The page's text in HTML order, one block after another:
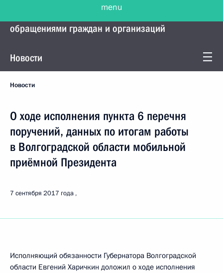
обращениями граждан и организаций
Новости
Новости
О ходе исполнения пункта 6 перечня
поручений, данных по итогам работы
в Волгоградской области мобильной
приёмной Президента
7 сентября 2017 года
Исполняющий обязанности Губернатора Волгоградской
области Евгений Харичкин доложил о ходе исполнения